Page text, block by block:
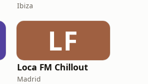
Ibiza
LF
Loca FM Chillout
Madrid